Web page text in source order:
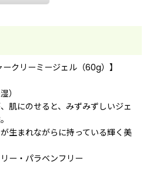
クリーミージェル（60g）】
）
肌にのせると、みずみずしいジェ
生まれながらに持っている輝く美
ー・パラベンフリー